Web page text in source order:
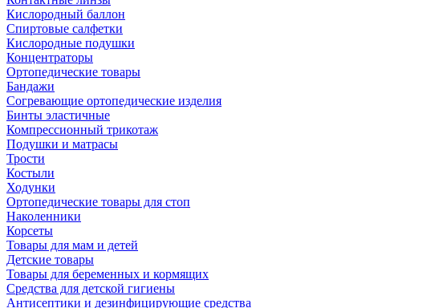
Кислородный баллон
Спиртовые салфетки
Кислородные подушки
Концентраторы
Ортопедические товары
Бандажи
Согревающие ортопедические изделия
Бинты эластичные
Компрессионный трикотаж
Подушки и матрасы
Трости
Костыли
Ходунки
Ортопедические товары для стоп
Наколенники
Корсеты
Товары для мам и детей
Детские товары
Товары для беременных и кормящих
Средства для детской гигиены
Антисептики и дезинфицирующие средства